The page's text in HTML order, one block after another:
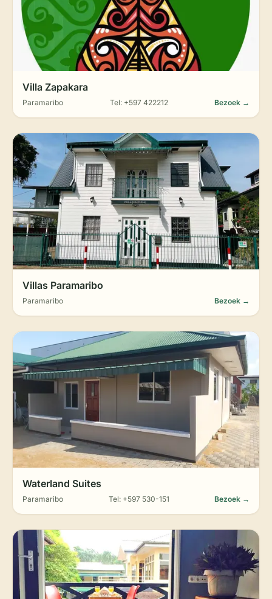
Villa Zapakara
Paramaribo Tel: +597 422212 Bezoek →
Villas Paramaribo
Paramaribo Bezoek →
Waterland Suites
Paramaribo Tel: +597 530-151 Bezoek →